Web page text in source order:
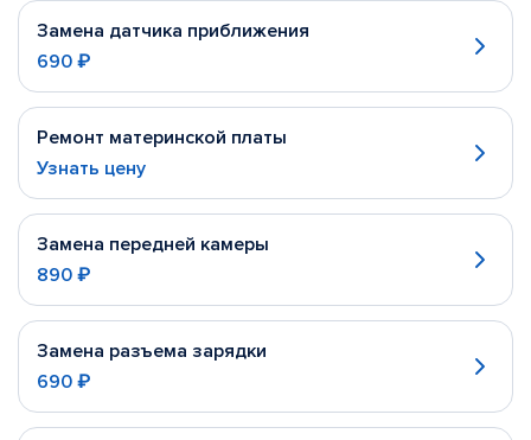
Замена датчика приближения
690 ₽
Ремонт материнской платы
Узнать цену
Замена передней камеры
890 ₽
Замена разъема зарядки
690 ₽